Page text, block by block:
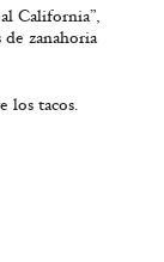
California”,
de zanahoria
los tacos.